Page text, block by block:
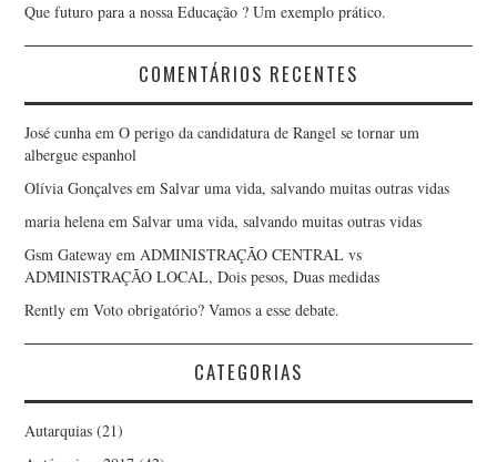
Que futuro para a nossa Educação ? Um exemplo prático.
COMENTÁRIOS RECENTES
José cunha emO perigo da candidatura de Rangel se tornar um
albergue espanhol
Olívia Gonçalves emSalvar uma vida, salvando muitas outras vidas
maria helena emSalvar uma vida, salvando muitas outras vidas
Gsm Gateway emADMINISTRAÇÃO CENTRAL vs
ADMINISTRAÇÃO LOCAL, Dois pesos, Duas medidas
Rently emVoto obrigatório? Vamos a esse debate.
CATEGORIAS
Autarquias (21)